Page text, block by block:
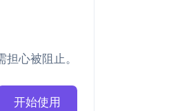
心被阻止。
开始使用